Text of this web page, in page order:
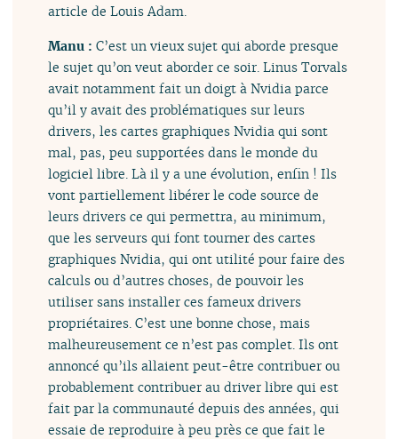
article de Louis Adam.
Manu :C’est un vieux sujet qui aborde presque
le sujet qu’on veut aborder ce soir. Linus Torvals
avait notamment fait un doigt à Nvidia parce
qu’il y avait des problématiques sur leurs
drivers, les cartes graphiques Nvidia qui sont
mal, pas, peu supportées dans le monde du
logiciel libre. Là il y a une évolution, enfin ! Ils
vont partiellement libérer le code source de
leurs drivers ce qui permettra, au minimum,
que les serveurs qui font tourner des cartes
graphiques Nvidia, qui ont utilité pour faire des
calculs ou d’autres choses, de pouvoir les
utiliser sans installer ces fameux drivers
propriétaires. C’est une bonne chose, mais
malheureusement ce n’est pas complet. Ils ont
annoncé qu’ils allaient peut-être contribuer ou
probablement contribuer au driver libre qui est
fait par la communauté depuis des années, qui
essaie de reproduire à peu près ce que fait le